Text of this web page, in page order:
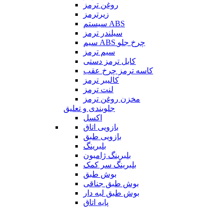
روغن ترمز
زیرترمز
سیستم ABS
سیلندر ترمز
سیم ABS چرخ جلو
سیم ترمز
کابل ترمز دستی
کاسه ترمز چرخ عقب
کالیبر ترمز
لنت ترمز
مخزن روغن ترمز
جلوبندی و تعلیق
اکسل
بازویی اتاق
بازویی طبق
بلبرینگ
بلبرینگ ژامبون
بلبرینگ سر کمک
بوش طبق
بوش طبق جناقی
بوش طبق لبه دار
پایه اتاق